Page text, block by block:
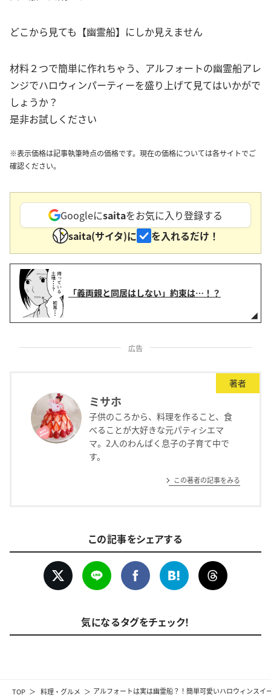
TOP 料理・グルメ アルフォートは実は幽霊船？！簡単可愛いハロウィンスイ
どこから見ても【幽霊船】にしか見えません
材料２つで簡単に作れちゃう、アルフォートの幽霊船アレ
ンジでハロウィンパーティーを盛り上げて見てはいかがで
しょうか？
是非お試しください
※表示価格は記事執筆時点の価格です。現在の価格については各サイトでご
確認ください。
Googleにsaitaをお気に入り登録する
saita(サイタ)に
を入れるだけ！
「義両親と同居はしない」約束は…！？
広告
著者
ミサホ
子供のころから、料理を作ること、食
べることが大好きな元パティシエマ
マ。2人のわんぱく息子の子育て中で
す。
この著者の記事をみる
この記事をシェアする
気になるタグをチェック！